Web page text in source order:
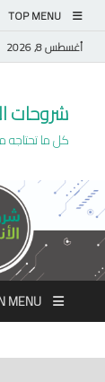
TOP MENU
أغسطس 8, 2026
شروحات
كل ما تحتاجه
MENU